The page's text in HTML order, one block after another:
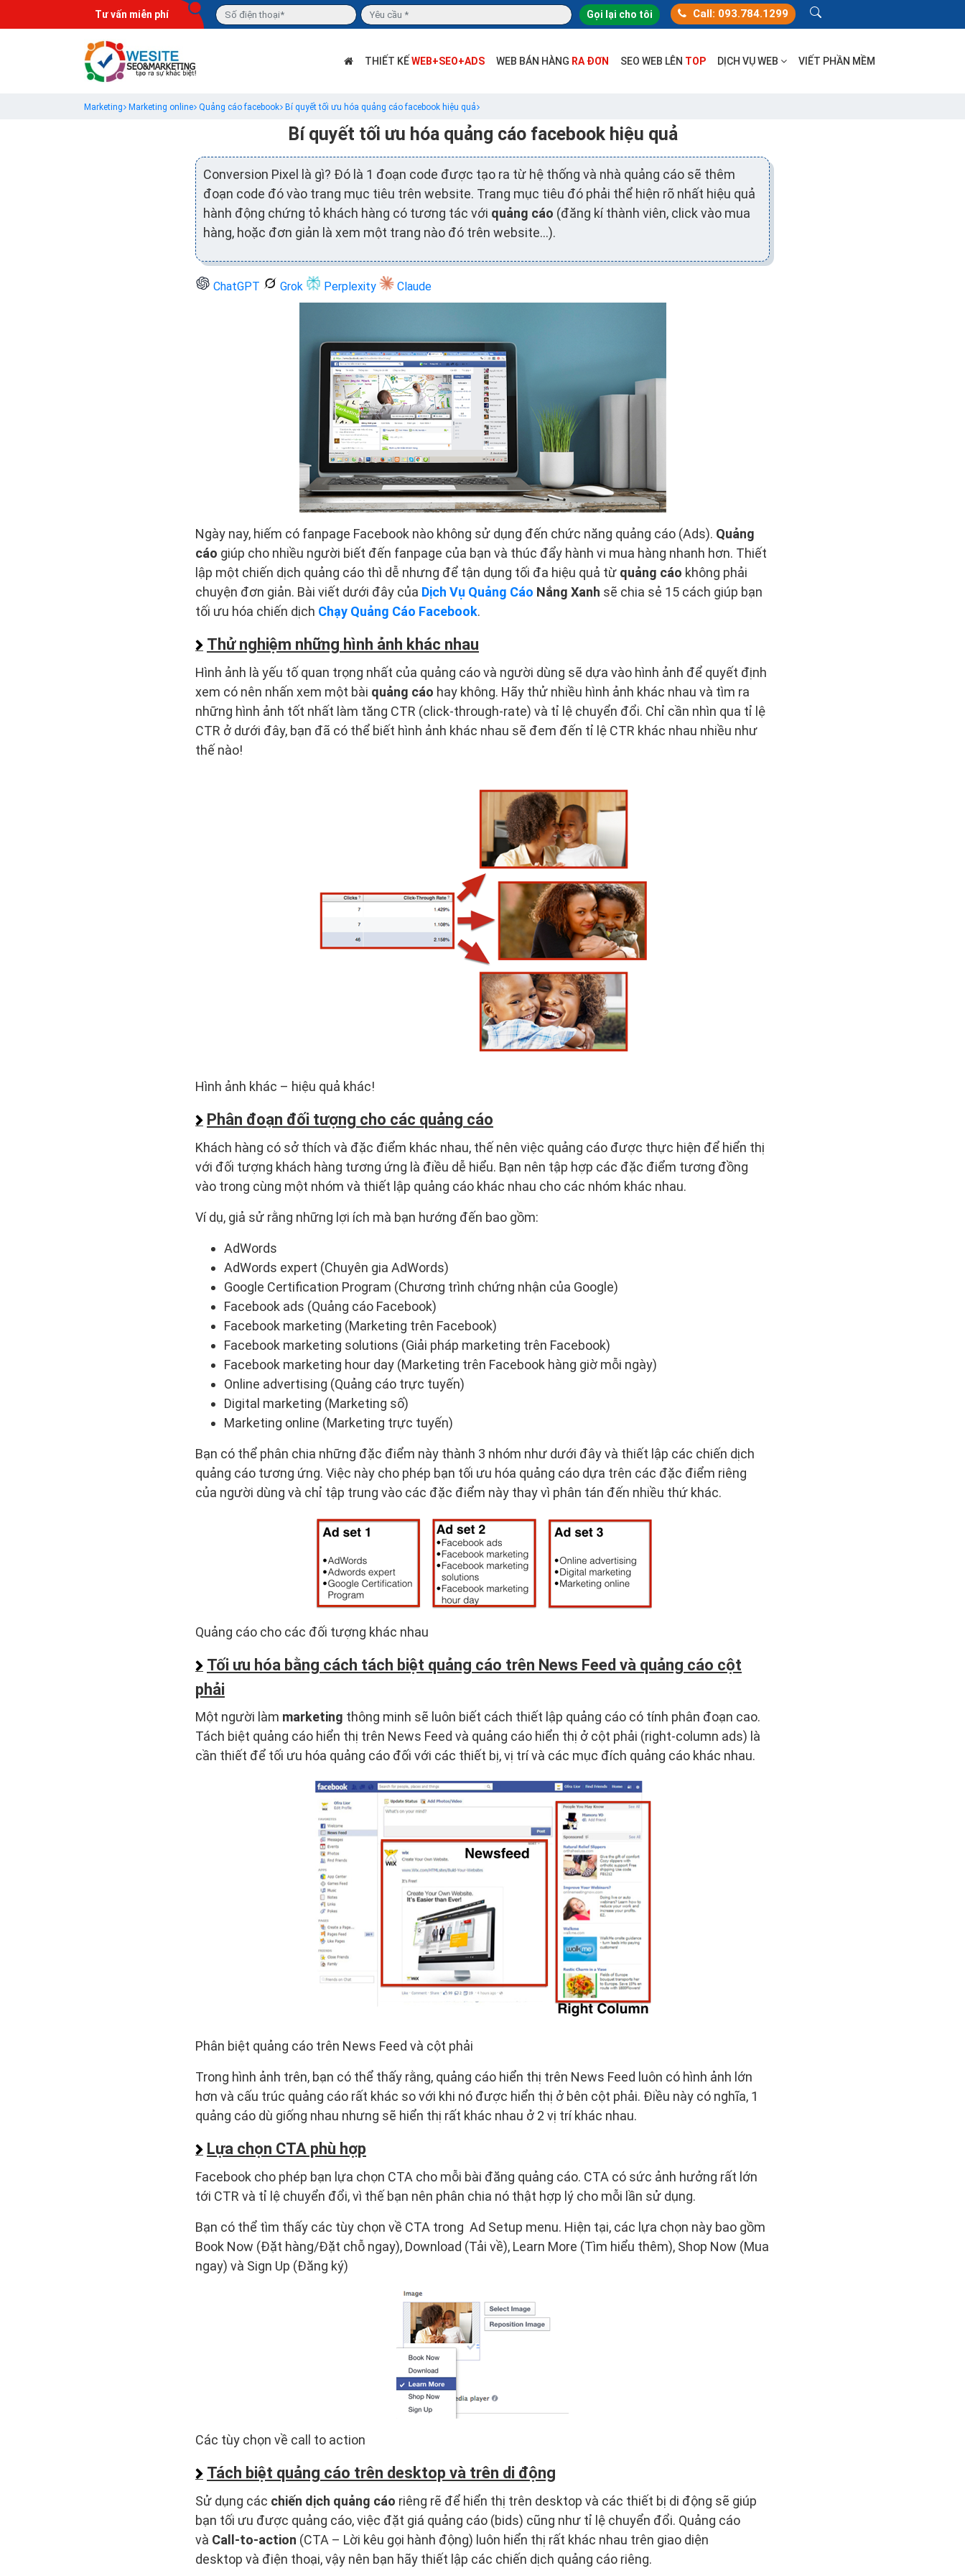
Tư vấn miễn phí Gọi lại cho tôi Call: 093.784.1299
THIẾT KẾWEB+SEO+ADS WEB BÁN HÀNG RA ĐƠN SEO WEB LÊN TOP DỊCH VỤ WEB VIẾT PHẦN MỀM
Marketing Marketing online Quảng cáo facebook Bí quyết tối ưu hóa quảng cáo facebook hiệu quả
Bí quyết tối ưu hóa quảng cáo facebook hiệu quả
Conversion Pixel là gì? Đó là 1 đoạn code được tạo ra từ hệ thống và nhà quảng cáo sẽ thêm
đoạn code đó vào trang mục tiêu trên website. Trang mục tiêu đó phải thể hiện rõ nhất hiệu quả
hành động chứng tỏ khách hàng có tương tác với quảng cáo (đăng kí thành viên, click vào mua
hàng, hoặc đơn giản là xem một trang nào đó trên website…).
ChatGPT Grok Perplexity Claude
Ngày nay, hiếm có fanpage Facebook nào không sử dụng đến chức năng quảng cáo (Ads). Quảng
cáo giúp cho nhiều người biết đến fanpage của bạn và thúc đẩy hành vi mua hàng nhanh hơn. Thiết
lập một chiến dịch quảng cáo thì dễ nhưng để tận dụng tối đa hiệu quả từ quảng cáo không phải
chuyện đơn giản. Bài viết dưới đây của Dịch Vụ Quảng Cáo Nắng Xanh sẽ chia sẻ 15 cách giúp bạn
tối ưu hóa chiến dịch Chạy Quảng Cáo Facebook.
Thử nghiệm những hình ảnh khác nhau
Hình ảnh là yếu tố quan trọng nhất của quảng cáo và người dùng sẽ dựa vào hình ảnh để quyết định
xem có nên nhấn xem một bài quảng cáo hay không. Hãy thử nhiều hình ảnh khác nhau và tìm ra
những hình ảnh tốt nhất làm tăng CTR (click-through-rate) và tỉ lệ chuyển đổi. Chỉ cần nhìn qua tỉ lệ
CTR ở dưới đây, bạn đã có thể biết hình ảnh khác nhau sẽ đem đến tỉ lệ CTR khác nhau nhiều như
thế nào!
Hình ảnh khác – hiệu quả khác!
Phân đoạn đối tượng cho các quảng cáo
Khách hàng có sở thích và đặc điểm khác nhau, thế nên việc quảng cáo được thực hiện để hiển thị
với đối tượng khách hàng tương ứng là điều dễ hiểu. Bạn nên tập hợp các đặc điểm tương đồng
vào trong cùng một nhóm và thiết lập quảng cáo khác nhau cho các nhóm khác nhau.
Ví dụ, giả sử rằng những lợi ích mà bạn hướng đến bao gồm:
AdWords
AdWords expert (Chuyên gia AdWords)
Google Certification Program (Chương trình chứng nhận của Google)
Facebook ads (Quảng cáo Facebook)
Facebook marketing (Marketing trên Facebook)
Facebook marketing solutions (Giải pháp marketing trên Facebook)
Facebook marketing hour day (Marketing trên Facebook hàng giờ mỗi ngày)
Online advertising (Quảng cáo trực tuyến)
Digital marketing (Marketing số)
Marketing online (Marketing trực tuyến)
Bạn có thể phân chia những đặc điểm này thành 3 nhóm như dưới đây và thiết lập các chiến dịch
quảng cáo tương ứng. Việc này cho phép bạn tối ưu hóa quảng cáo dựa trên các đặc điểm riêng
của người dùng và chỉ tập trung vào các đặc điểm này thay vì phân tán đến nhiều thứ khác.
Quảng cáo cho các đối tượng khác nhau
Tối ưu hóa bằng cách tách biệt quảng cáo trên News Feed và quảng cáo cột
phải
Một người làm marketing thông minh sẽ luôn biết cách thiết lập quảng cáo có tính phân đoạn cao.
Tách biệt quảng cáo hiển thị trên News Feed và quảng cáo hiển thị ở cột phải (right-column ads) là
cần thiết để tối ưu hóa quảng cáo đối với các thiết bị, vị trí và các mục đích quảng cáo khác nhau.
Phân biệt quảng cáo trên News Feed và cột phải
Trong hình ảnh trên, bạn có thể thấy rằng, quảng cáo hiển thị trên News Feed luôn có hình ảnh lớn
hơn và cấu trúc quảng cáo rất khác so với khi nó được hiển thị ở bên cột phải. Điều này có nghĩa, 1
quảng cáo dù giống nhau nhưng sẽ hiển thị rất khác nhau ở 2 vị trí khác nhau.
Lựa chọn CTA phù hợp
Facebook cho phép bạn lựa chọn CTA cho mỗi bài đăng quảng cáo. CTA có sức ảnh hưởng rất lớn
tới CTR và tỉ lệ chuyển đổi, vì thế bạn nên phân chia nó thật hợp lý cho mỗi lần sử dụng.
Bạn có thể tìm thấy các tùy chọn về CTA trong Ad Setup menu. Hiện tại, các lựa chọn này bao gồm
Book Now (Đặt hàng/Đặt chỗ ngay), Download (Tải về), Learn More (Tìm hiểu thêm), Shop Now (Mua
ngay) và Sign Up (Đăng ký)
Các tùy chọn về call to action
Tách biệt quảng cáo trên desktop và trên di động
Sử dụng các chiến dịch quảng cáo riêng rẽ để hiển thị trên desktop và các thiết bị di động sẽ giúp
bạn tối ưu được quảng cáo, việc đặt giá quảng cáo (bids) cũng như tỉ lệ chuyển đổi. Quảng cáo
và Call-to-action (CTA – Lời kêu gọi hành động) luôn hiển thị rất khác nhau trên giao diện
desktop và điện thoại, vậy nên bạn hãy thiết lập các chiến dịch quảng cáo riêng.